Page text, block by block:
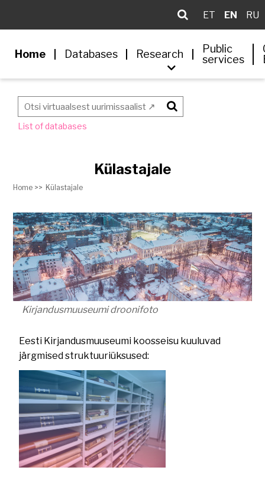
ET EN RU
Home Databases Research
Public
services
Otsi
List of databases
Külastajale
Home >> Külastajale
Kirjandusmuuseumi droonifoto
Eesti Kirjandusmuuseumi koosseisu kuuluvad
järgmised struktuuriüksused: